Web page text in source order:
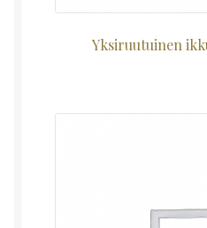
Yksiruutuinen